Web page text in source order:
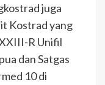
juga
Kostrad yang
R Unifil
dan Satgas
10 di